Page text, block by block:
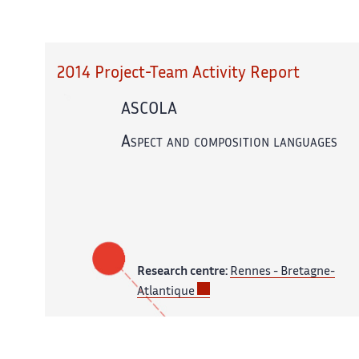
2014 Project-Team Activity Report
ASCOLA
Aspect and composition languages
Research centre: Rennes - Bretagne-
Atlantique